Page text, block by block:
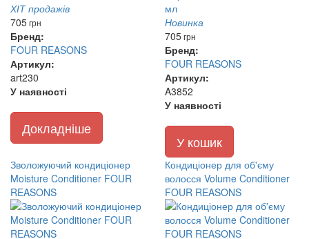
ХІТ продажів
705грн
Бренд:
FOUR REASONS
Артикул:
art230
У наявності
Докладніше
Новинка
705грн
Бренд:
FOUR REASONS
Артикул:
A3852
У наявності
У кошик
Зволожуючий кондиціонер
Moisture Conditioner FOUR
REASONS
Кондиціонер для об'єму
волосся Volume Conditioner
FOUR REASONS